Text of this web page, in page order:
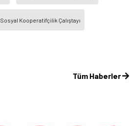
Sosyal Kooperatifçilik Çalıştayı
Tüm Haberler